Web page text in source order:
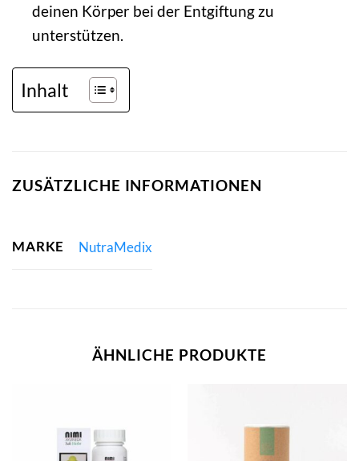
deinen Körper bei der Entgiftung zu
unterstützen.
Inhalt
ZUSÄTZLICHE INFORMATIONEN
MARKE NutraMedix
ÄHNLICHE PRODUKTE